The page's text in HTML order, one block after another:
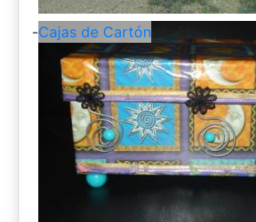
-Cajas de Cartón